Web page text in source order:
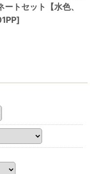
トセット【水色、
]